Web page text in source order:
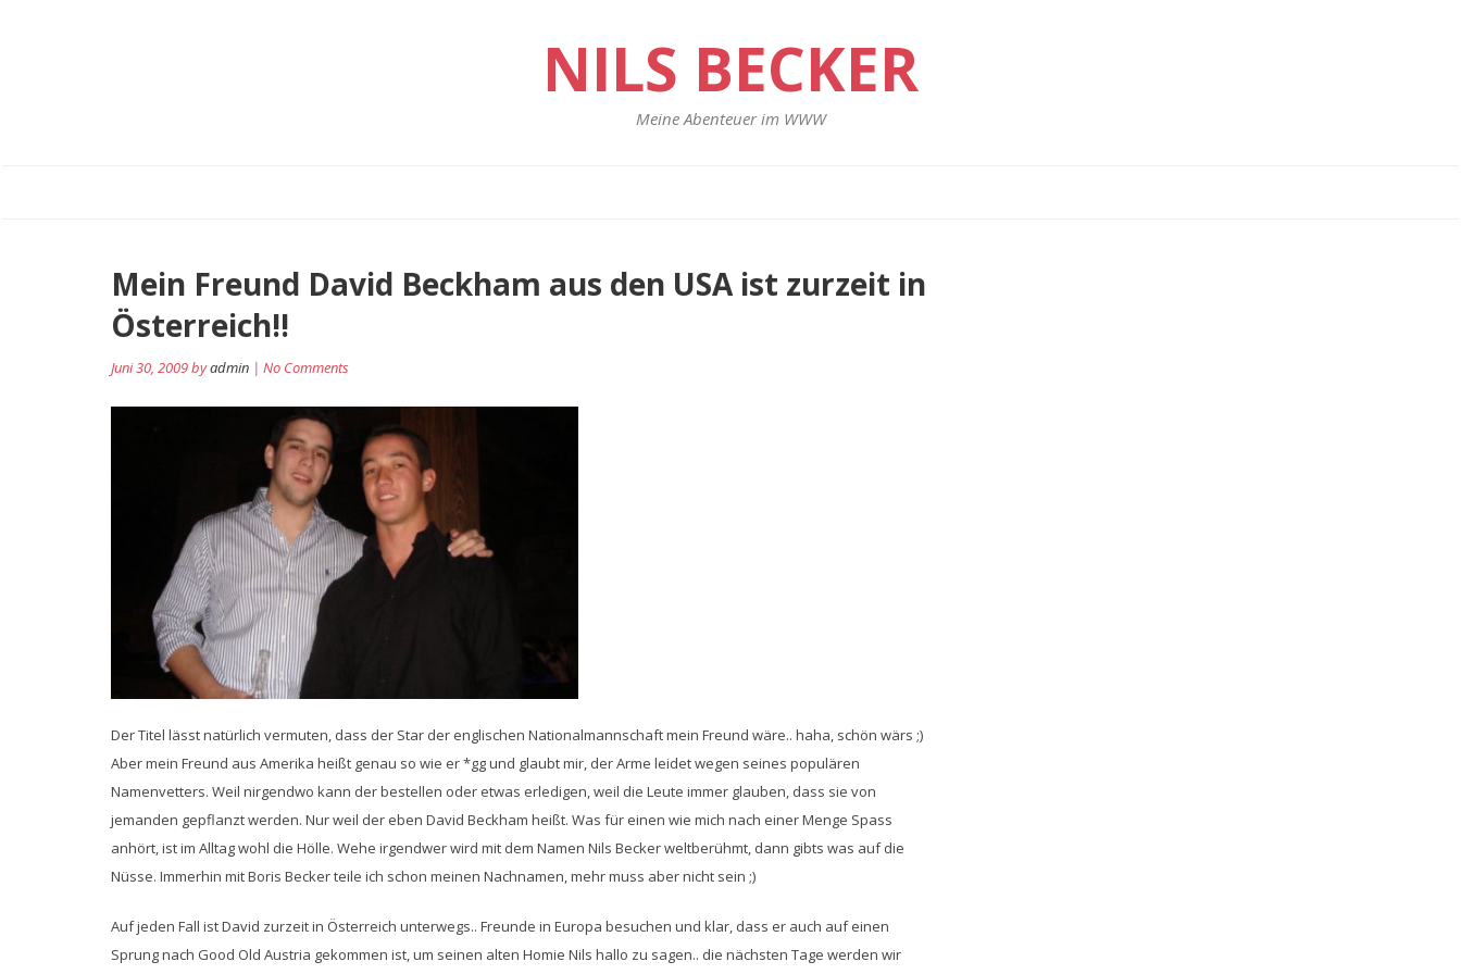
NILS BECKER
Meine Abenteuer im WWW
Mein Freund David Beckham aus den USA ist zurzeit in
Österreich!!
Juni 30, 2009 byadmin | No Comments
Der Titel lässt natürlich vermuten, dass der Star der englischen Nationalmannschaft mein Freund wäre.. haha, schön wärs ;)
Aber mein Freund aus Amerika heißt genau so wie er *gg und glaubt mir, der Arme leidet wegen seines populären
Namenvetters. Weil nirgendwo kann der bestellen oder etwas erledigen, weil die Leute immer glauben, dass sie von
jemanden gepflanzt werden. Nur weil der eben David Beckham heißt. Was für einen wie mich nach einer Menge Spass
anhört, ist im Alltag wohl die Hölle. Wehe irgendwer wird mit dem Namen Nils Becker weltberühmt, dann gibts was auf die
Nüsse. Immerhin mit Boris Becker teile ich schon meinen Nachnamen, mehr muss aber nicht sein ;)
Auf jeden Fall ist David zurzeit in Österreich unterwegs.. Freunde in Europa besuchen und klar, dass er auch auf einen
Sprung nach Good Old Austria gekommen ist, um seinen alten Homie Nils hallo zu sagen.. die nächsten Tage werden wir